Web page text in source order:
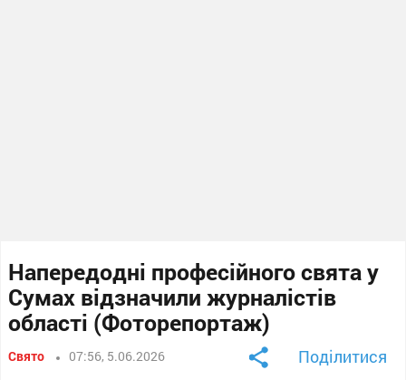
Напередодні професійного свята у
Сумах відзначили журналістів
області (Фоторепортаж)
Свято 07:56, 5.06.2026 Поділитися